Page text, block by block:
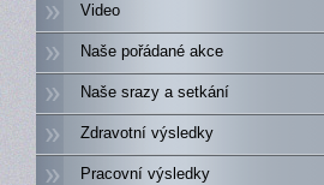
Video
Naše pořádané akce
Naše srazy a setkání
Zdravotní výsledky
Pracovní výsledky